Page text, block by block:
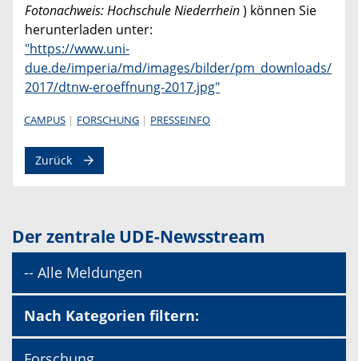
Fotonachweis: Hochschule Niederrhein) können Sie
herunterladen unter:
"https://www.uni-
due.de/imperia/md/images/bilder/pm_downloads/
2017/dtnw-eroeffnung-2017.jpg"
CAMPUS FORSCHUNG PRESSEINFO
Zurück
Der zentrale UDE-Newsstream
-- Alle Meldungen
Nach Kategorien filtern: